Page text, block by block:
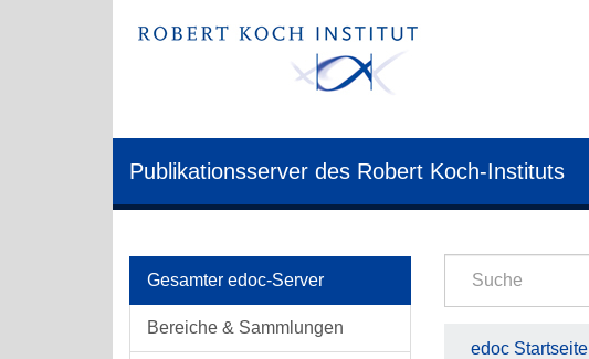
Publikationsserver des Robert Koch-Instituts
Gesamter edoc-Server
Bereiche & Sammlungen
edoc Startseite